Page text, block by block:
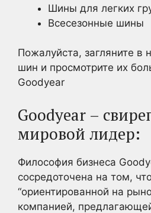
Шины для легких
Всесезонные шины
Пожалуйста, загляните в
шин и просмотрите их
Goodyear
Goodyear –
мировой лидер:
Философия бизнеса
сосредоточена на том,
“ориентированной на
компанией,